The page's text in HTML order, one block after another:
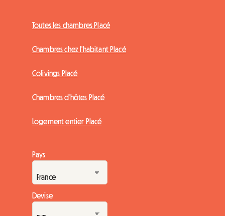
Toutes les chambres Placé
Chambres chez l'habitant Placé
Colivings Placé
Chambres d'hôtes Placé
Logement entier Placé
Pays
Devise